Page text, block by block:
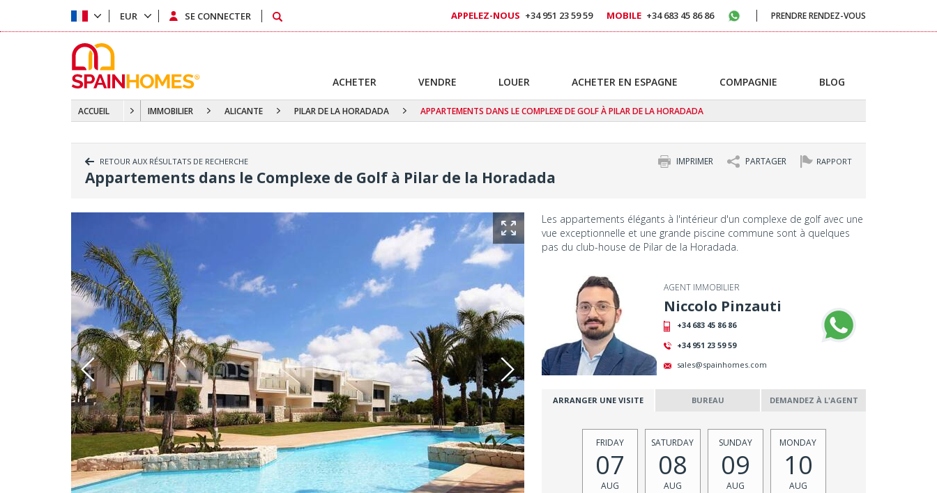
ACCUEIL IMMOBILIER ALICANTE PILAR DE LA HORADADA APPARTEMENTS DANS LE COMPLEXE DE GOLF À PILAR DE LA HORADADA
RETOUR AUX RÉSULTATS DE RECHERCHE RAPPORT
PARTAGER
IMPRIMER
Appartements dans le Complexe de Golf à Pilar de la Horadada
Les appartements élégants à l'intérieur d'un complexe de golf avec une
vue exceptionnelle et une grande piscine commune sont à quelques
pas du club-house de Pilar de la Horadada.
AGENT IMMOBILIER
Niccolo Pinzauti
+34 683 45 86 86
+34 951 23 59 59
sales@spainhomes.com
Whatsapp
ARRANGER UNE VISITE BUREAU DEMANDEZ À L'AGENT
FRIDAY
07
AUG
SATURDAY
08
AUG
SUNDAY
09
AUG
MONDAY
10
AUG
EUR SE CONNECTER APPELEZ-NOUS +34 951 23 59 59 MOBILE +34 683 45 86 86 PRENDRE RENDEZ-VOUS
ACHETER VENDRE LOUER ACHETER EN ESPAGNE COMPAGNIE BLOG